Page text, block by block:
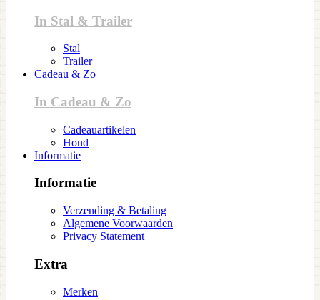
In Stal & Trailer
Stal
Trailer
Cadeau & Zo
In Cadeau & Zo
Cadeauartikelen
Hond
Informatie
Informatie
Verzending & Betaling
Algemene Voorwaarden
Privacy Statement
Extra
Merken